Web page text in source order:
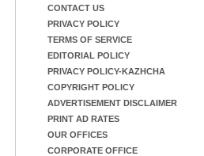
CONTACT US
PRIVACY POLICY
TERMS OF SERVICE
EDITORIAL POLICY
PRIVACY POLICY-KAZHCHA
COPYRIGHT POLICY
ADVERTISEMENT DISCLAIMER
PRINT AD RATES
OUR OFFICES
CORPORATE OFFICE